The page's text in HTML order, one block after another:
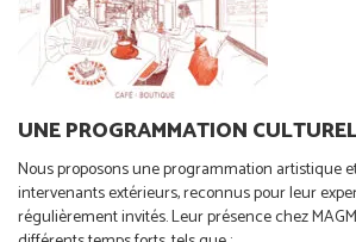
UNE PROGRAMMATION
Nous proposons une programmation artistique
intervenants extérieurs, reconnus pour leur
régulièrement invités. Leur présence chez